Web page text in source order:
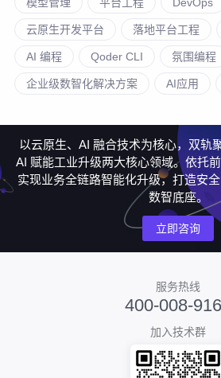
云原生开发平台 落地平台工程
AI 编程 Qoder CLI 氛围编程
企业级数智化解决方案 AI应用
以云原生、AI 融合技术为核心，双轨
AI 赋能工业升级两大核心领域。依托
实现业务全链路智能化升级，打造安
数智底座。
立即咨询
服务热线
400-008-
加入技术群